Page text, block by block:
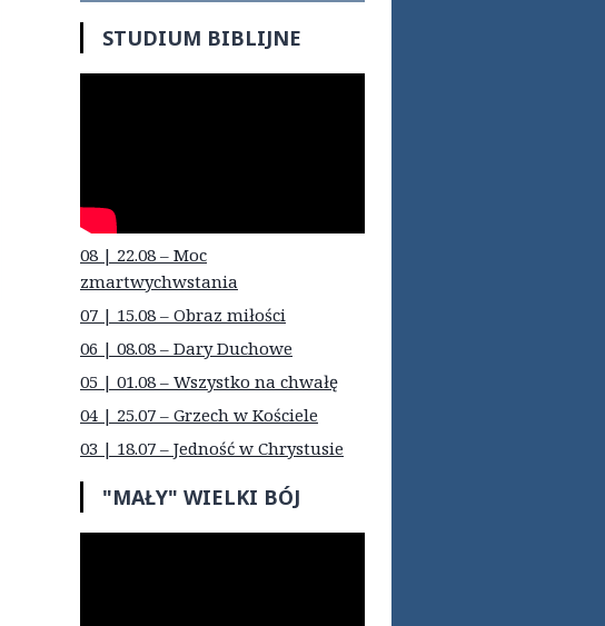
STUDIUM BIBLIJNE
08 | 22.08 – Moc
zmartwychwstania
07 | 15.08 – Obraz miłości
06 | 08.08 – Dary Duchowe
05 | 01.08 – Wszystko na chwałę
04 | 25.07 – Grzech w Kościele
03 | 18.07 – Jedność w Chrystusie
"MAŁY" WIELKI BÓJ